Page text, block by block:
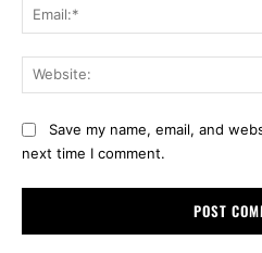
Save my name, email, and
next time I comment.